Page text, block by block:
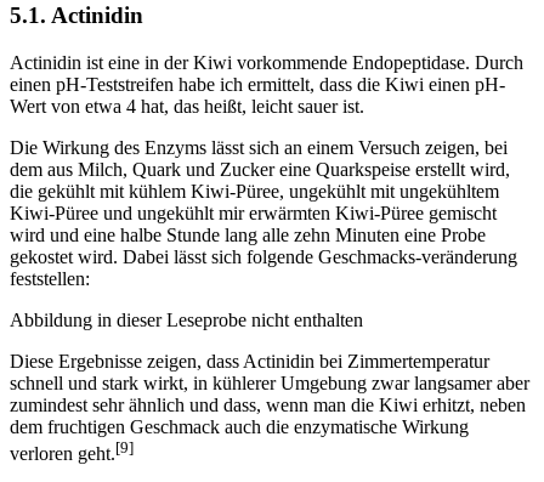
5.1. Actinidin
Actinidin ist eine in der Kiwi vorkommende Endopeptidase. Durch
einen pH-Teststreifen habe ich ermittelt, dass die Kiwi einen pH-
Wert von etwa 4 hat, das heißt, leicht sauer ist.
Die Wirkung des Enzyms lässt sich an einem Versuch zeigen, bei
dem aus Milch, Quark und Zucker eine Quarkspeise erstellt wird,
die gekühlt mit kühlem Kiwi-Püree, ungekühlt mit ungekühltem
Kiwi-Püree und ungekühlt mir erwärmten Kiwi-Püree gemischt
wird und eine halbe Stunde lang alle zehn Minuten eine Probe
gekostet wird. Dabei lässt sich folgende Geschmacks-veränderung
feststellen:
Abbildung in dieser Leseprobe nicht enthalten
Diese Ergebnisse zeigen, dass Actinidin bei Zimmertemperatur
schnell und stark wirkt, in kühlerer Umgebung zwar langsamer aber
zumindest sehr ähnlich und dass, wenn man die Kiwi erhitzt, neben
dem fruchtigen Geschmack auch die enzymatische Wirkung
verloren geht.[9]